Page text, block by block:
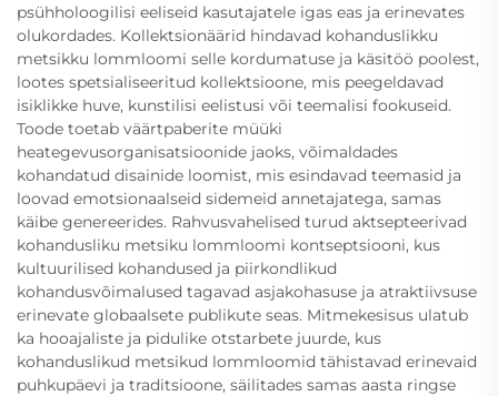
psühholoogilisi eeliseid kasutajatele igas eas ja erinevates
olukordades. Kollektsionäärid hindavad kohanduslikku
metsikku lommloomi selle kordumatuse ja käsitöö poolest,
lootes spetsialiseeritud kollektsioone, mis peegeldavad
isiklikke huve, kunstilisi eelistusi või teemalisi fookuseid.
Toode toetab väärtpaberite müüki
heategevusorganisatsioonide jaoks, võimaldades
kohandatud disainide loomist, mis esindavad teemasid ja
loovad emotsionaalseid sidemeid annetajatega, samas
käibe genereerides. Rahvusvahelised turud aktsepteerivad
kohandusliku metsiku lommloomi kontseptsiooni, kus
kultuurilised kohandused ja piirkondlikud
kohandusvõimalused tagavad asjakohasuse ja atraktiivsuse
erinevate globaalsete publikute seas. Mitmekesisus ulatub
ka hooajaliste ja pidulike otstarbete juurde, kus
kohanduslikud metsikud lommloomid tähistavad erinevaid
puhkupäevi ja traditsioone, säilitades samas aasta ringse